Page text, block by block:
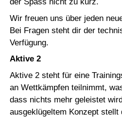
der Spass nicht zu kurz.
Wir freuen uns über jeden
Bei Fragen steht dir der
Verfügung.
Aktive 2
Aktive 2 steht für eine
an Wettkämpfen teilnimmt,
dass nichts mehr geleistet
ausgeklügeltem Konzept stellt